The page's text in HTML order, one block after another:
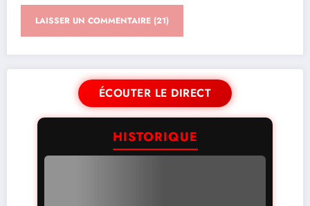
ÉCOUTER LE DIRECT
HISTORIQUE